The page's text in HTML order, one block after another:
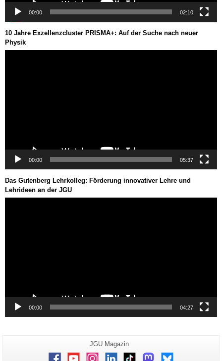
00:00 02:10
10 Jahre Exzellenzcluster PRISMA+: Auf der Suche nach neuer
Physik
00:00 05:37
Das Gutenberg Lehrkolleg: Förderung innovativer Lehre und
Lehrideen an der JGU
00:00 04:27
Zusätzliche
Informationen
Seiten-
Name:
JGU Magazin
Facebook
YoutubeInstagram
LinkedInTikTokMastodonBluesky